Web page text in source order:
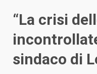
“La crisi
sindaco di